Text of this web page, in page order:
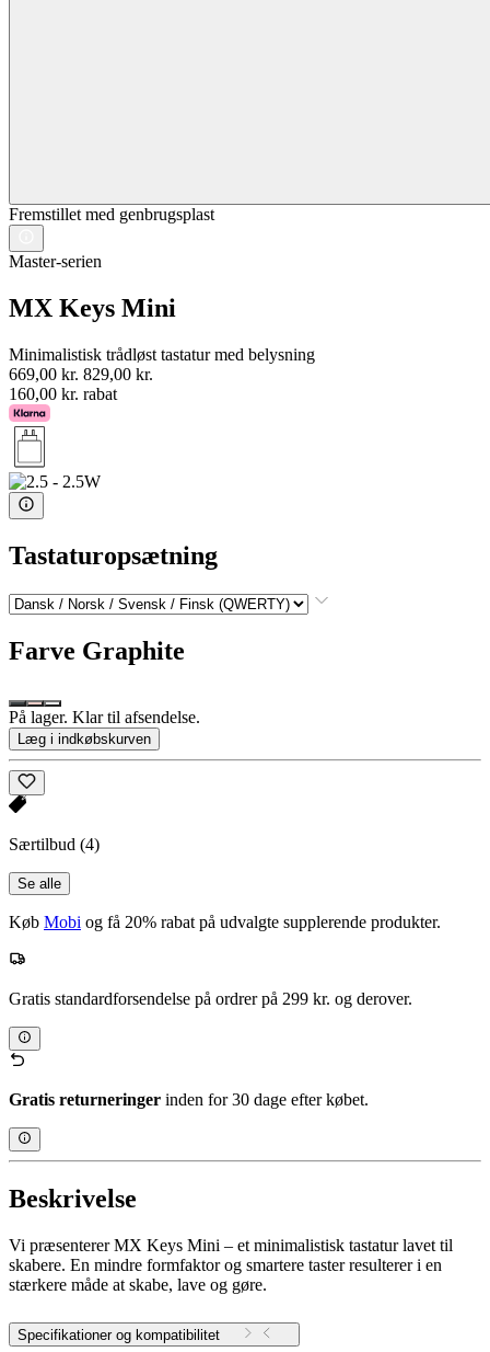
Fremstillet med genbrugsplast
Master-serien
MX Keys Mini
Minimalistisk trådløst tastatur med belysning
669,00 kr. 829,00 kr.
160,00 kr. rabat
Tastaturopsætning
Farve Graphite
På lager. Klar til afsendelse.
Læg i indkøbskurven
Særtilbud (4)
Se alle
Køb Mobi og få 20% rabat på udvalgte supplerende produkter.
Gratis standardforsendelse på ordrer på 299 kr. og derover.
Gratis returneringer inden for 30 dage efter købet.
Beskrivelse
Vi præsenterer MX Keys Mini – et minimalistisk tastatur lavet til
skabere. En mindre formfaktor og smartere taster resulterer i en
stærkere måde at skabe, lave og gøre.
Specifikationer og kompatibilitet